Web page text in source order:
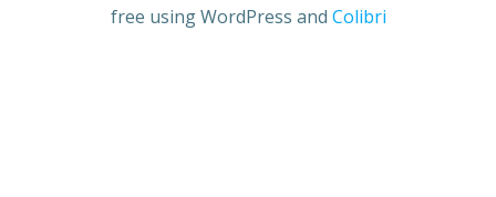
free using WordPress and Colibri